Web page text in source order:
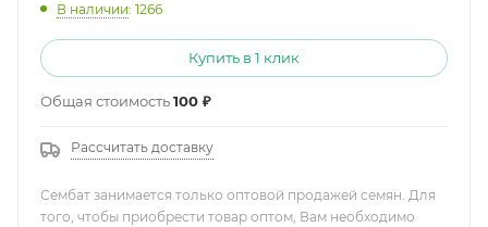
В наличии: 1266
Купить в 1 клик
Общая стоимость100 ₽
Рассчитать доставку
Сембат занимается только оптовой продажей семян. Для
того, чтобы приобрести товар оптом, Вам необходимо